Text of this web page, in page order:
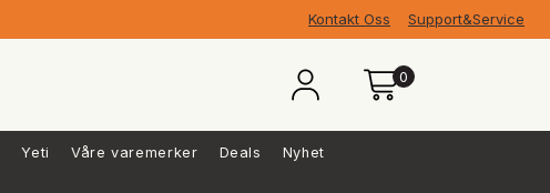
Kontakt Oss Support&Service
0
Yeti Våre varemerker Deals Nyhet